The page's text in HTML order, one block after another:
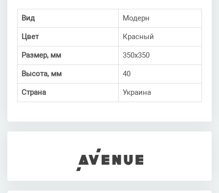
Вид Модерн
Цвет Красный
Размер, мм 350x350
Высота, мм 40
Страна Украина